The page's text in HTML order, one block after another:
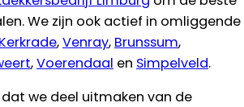
We zijn ook actief in omliggende
Kerkrade,Venray, Brunssum,
,Voerendaal en Simpelveld.
we deel uitmaken van de